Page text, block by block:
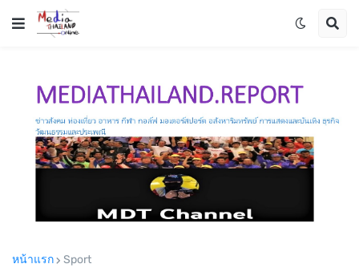
หน้าแรก Sport